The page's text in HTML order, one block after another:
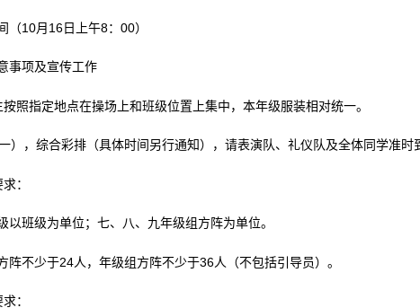
（10月16日上午8：00）
事项及宣传工作
照指定地点在操场上和班级位置上集中，本年级服装相对统一。
），综合彩排（具体时间另行通知），请表演队、礼仪队及全体同学准时
：
以班级为单位；七、八、九年级组方阵为单位。
阵不少于24人，年级组方阵不少于36人（不包括引导员）。
：